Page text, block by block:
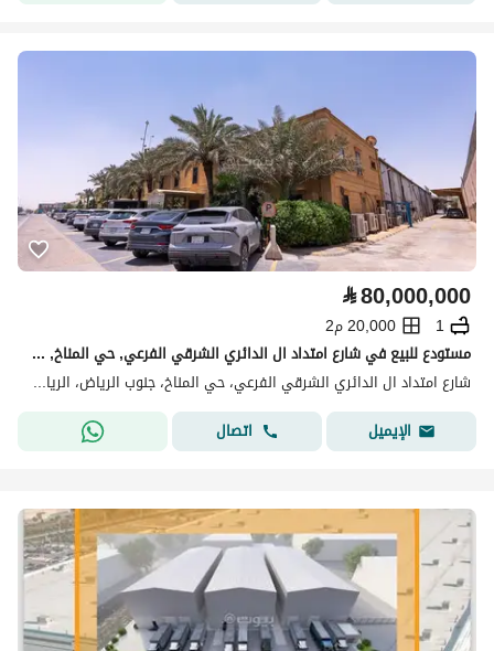
⃁80,000,000
1
20,000 م2
مستودع للبيع في شارع امتداد ال الدائري الشرقي الفرعي, حي المناخ, مدينة الرياض, منطقة الرياض
شارع امتداد ال الدائري الشرقي الفرعي، حي المناخ، جنوب الرياض، الرياض
الإيميل
اتصال